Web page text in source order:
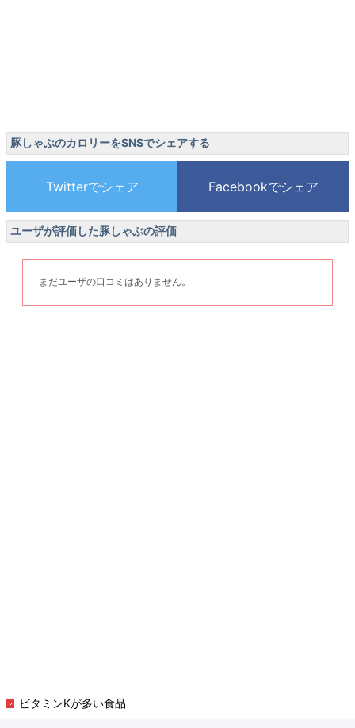
豚しゃぶのカロリーをSNSでシェアする
ユーザが評価した豚しゃぶの評価
まだユーザの口コミはありません。
ビタミンKが多い食品